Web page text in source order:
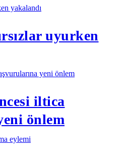
uyurken
iltica
önlem